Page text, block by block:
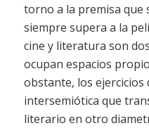
torno a la premisa que
siempre supera a la
cine y literatura son
ocupan espacios
obstante, los ejercicios
intersemiótica que
literario en otro